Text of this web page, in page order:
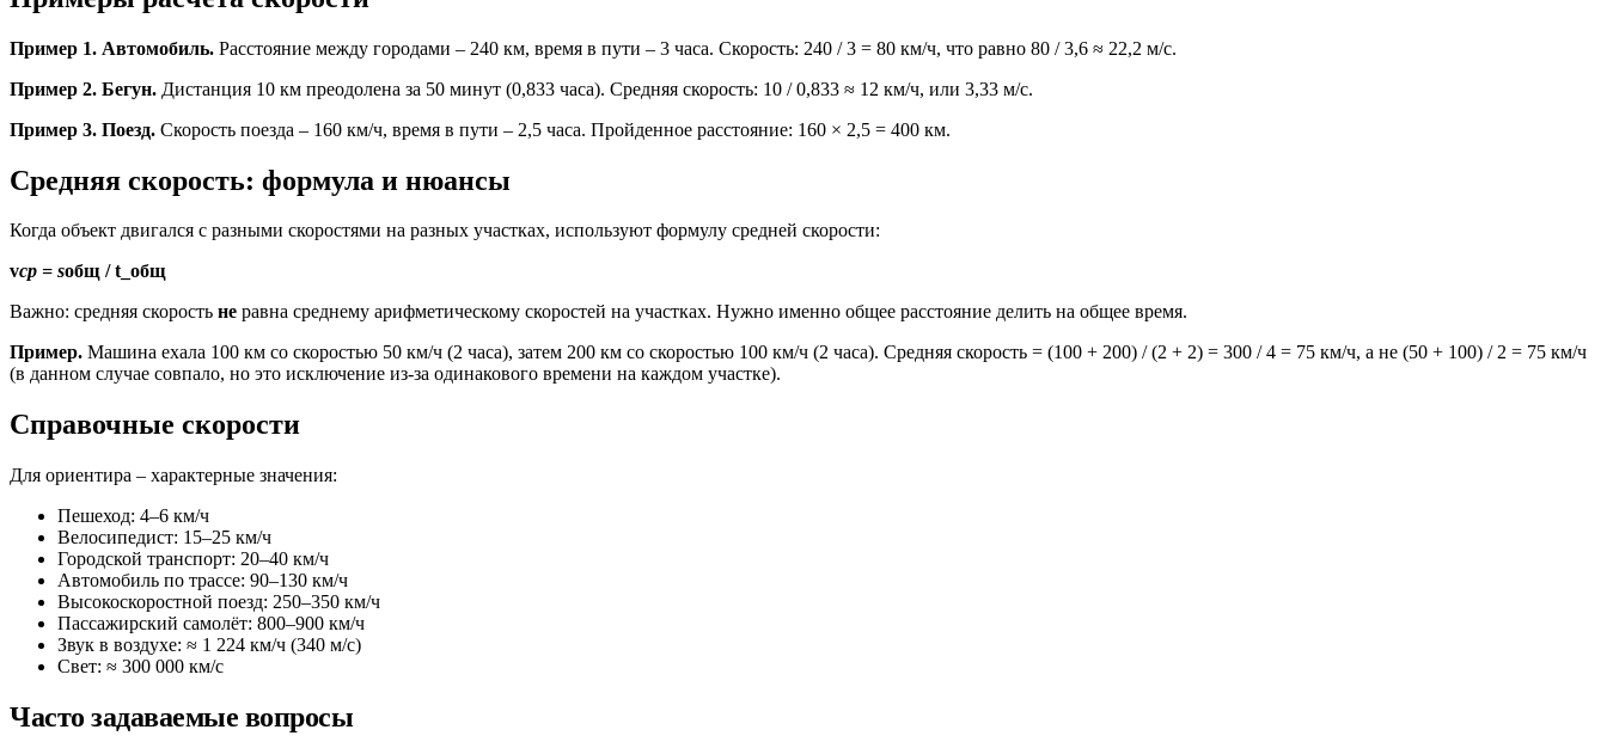
Пример 1. Автомобиль. Расстояние между городами – 240 км, время в пути – 3 часа. Скорость: 240 / 3 = 80 км/ч, что равно 80 / 3,6 ≈ 22,2 м/с.
Пример 2. Бегун. Дистанция 10 км преодолена за 50 минут (0,833 часа). Средняя скорость: 10 / 0,833 ≈ 12 км/ч, или 3,33 м/с.
Пример 3. Поезд. Скорость поезда – 160 км/ч, время в пути – 2,5 часа. Пройденное расстояние: 160 × 2,5 = 400 км.
Средняя скорость: формула и нюансы
Когда объект двигался с разными скоростями на разных участках, используют формулу средней скорости:
vср = sобщ / t_общ
Важно: средняя скорость не равна среднему арифметическому скоростей на участках. Нужно именно общее расстояние делить на общее время.
Пример. Машина ехала 100 км со скоростью 50 км/ч (2 часа), затем 200 км со скоростью 100 км/ч (2 часа). Средняя скорость = (100 + 200) / (2 + 2) = 300 / 4 = 75 км/ч, а не (50 + 100) / 2 = 75 км/ч
(в данном случае совпало, но это исключение из-за одинакового времени на каждом участке).
Справочные скорости
Для ориентира – характерные значения:
Пешеход: 4–6 км/ч
Велосипедист: 15–25 км/ч
Городской транспорт: 20–40 км/ч
Автомобиль по трассе: 90–130 км/ч
Высокоскоростной поезд: 250–350 км/ч
Пассажирский самолёт: 800–900 км/ч
Звук в воздухе: ≈ 1 224 км/ч (340 м/с)
Свет: ≈ 300 000 км/с
Часто задаваемые вопросы